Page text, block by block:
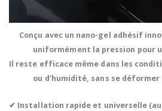
Conçu avec un nano-gel adhésif
uniformément la pression pour
Il reste efficace même dans les
ou d’humidité, sans se
✔ Installation rapide et universelle